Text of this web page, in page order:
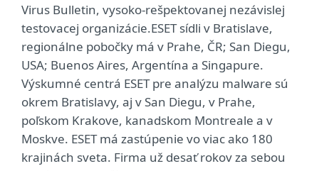
Virus Bulletin, vysoko-rešpektovanej nezávislej
testovacej organizácie.ESET sídli v Bratislave,
regionálne pobočky má v Prahe, ČR; San Diegu,
USA; Buenos Aires, Argentína a Singapure.
Výskumné centrá ESET pre analýzu malware sú
okrem Bratislavy, aj v San Diegu, v Prahe,
poľskom Krakove, kanadskom Montreale a v
Moskve. ESET má zastúpenie vo viac ako 180
krajinách sveta. Firma už desať rokov za sebou